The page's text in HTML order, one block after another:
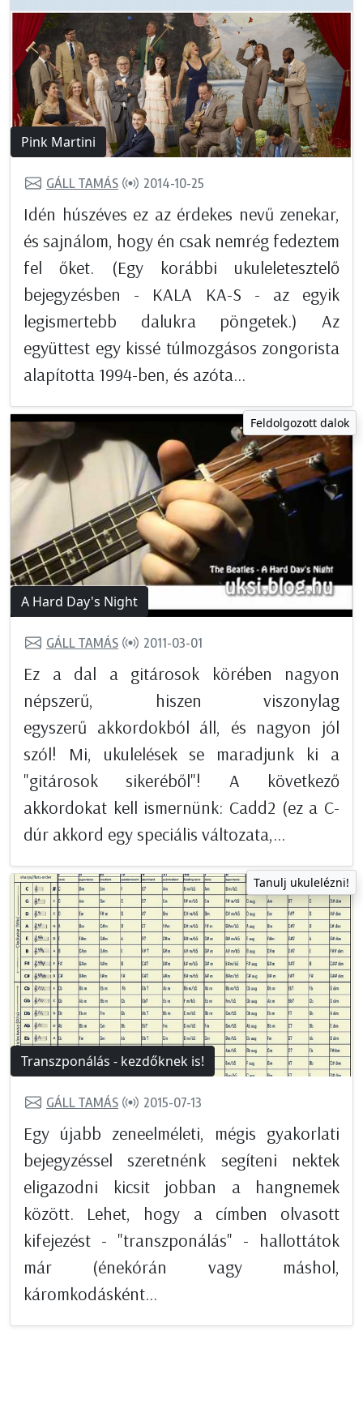
Pink Martini
GÁLL TAMÁS 2014-10-25
Idén húszéves ez az érdekes nevű zenekar,
és sajnálom, hogy én csak nemrég fedeztem
fel őket. (Egy korábbi ukuleletesztelő
bejegyzésben - KALA KA-S - az egyik
legismertebb dalukra pöngetek.) Az
együttest egy kissé túlmozgásos zongorista
alapította 1994-ben, és azóta...
Feldolgozott dalok
A Hard Day's Night
GÁLL TAMÁS 2011-03-01
Ez a dal a gitárosok körében nagyon
népszerű, hiszen viszonylag
egyszerű akkordokból áll, és nagyon jól
szól! Mi, ukulelések se maradjunk ki a
"gitárosok sikeréből"! A következő
akkordokat kell ismernünk: Cadd2 (ez a C-
dúr akkord egy speciális változata,...
Tanulj ukulelézni!
Transzponálás - kezdőknek is!
GÁLL TAMÁS 2015-07-13
Egy újabb zeneelméleti, mégis gyakorlati
bejegyzéssel szeretnénk segíteni nektek
eligazodni kicsit jobban a hangnemek
között. Lehet, hogy a címben olvasott
kifejezést - "transzponálás" - hallottátok
már (énekórán vagy máshol,
káromkodásként...